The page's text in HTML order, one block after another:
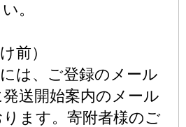
。
前）
は、ご登録のメール
送開始案内のメール
ます。寄附者様のご